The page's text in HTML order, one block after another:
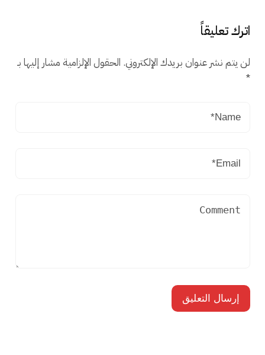
اترك تعليقاً
لن يتم نشر عنوان بريدك الإلكتروني. الحقول الإلزامية مشار إليها بـ
*